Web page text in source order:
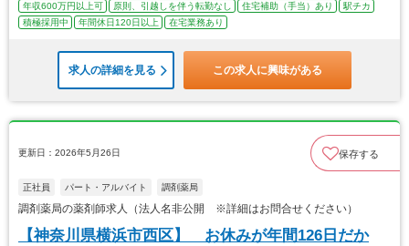
年収600万円以上可 原則、引越しを伴う転勤なし 住宅補助（手当）あり
駅チカ
積極採用中
年間休日120日以上 在宅業務あり
求人の詳細を見る この求人に興味がある
更新日：2026年5月26日 保存する
正社員 パート・アルバイト 調剤薬局
調剤薬局の薬剤師求人（法人名非公開 ※詳細はお問合せください）
【神奈川県横浜市西区】 お休みが年間126日だか